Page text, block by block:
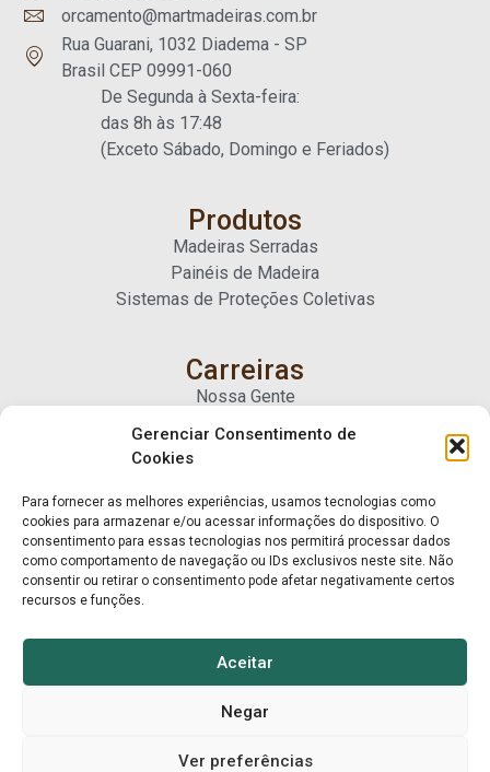
Gerenciar Consentimento de
Cookies
Para fornecer as melhores experiências, usamos tecnologias como
cookies para armazenar e/ou acessar informações do dispositivo. O
consentimento para essas tecnologias nos permitirá processar dados
como comportamento de navegação ou IDs exclusivos neste site. Não
consentir ou retirar o consentimento pode afetar negativamente certos
recursos e funções.
Aceitar
Negar
Ver preferências
orcamento@martmadeiras.com.br
Rua Guarani, 1032 Diadema - SP
Brasil CEP 09991-060
De Segunda à Sexta-feira:
das 8h às 17:48
(Exceto Sábado, Domingo e Feriados)
Produtos
Madeiras Serradas
Painéis de Madeira
Sistemas de Proteções Coletivas
Carreiras
Nossa Gente
Fale Conosco
Trabalhe Conosco
© Mart Madeiras 2025. Todos os direitos reservados.
Privacidade e CookiesMart Madeiras ↑